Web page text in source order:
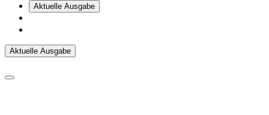
Aktuelle Ausgabe
Aktuelle Ausgabe